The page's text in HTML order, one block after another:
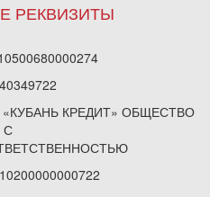
РЕКВИЗИТЫ
КРЕДИТ» ОБЩЕСТВО
С